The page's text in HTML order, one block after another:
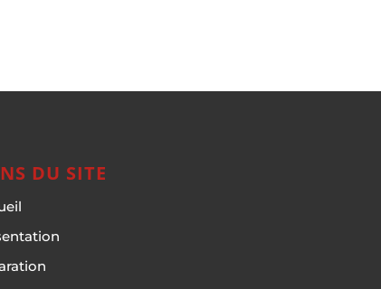
DU SITE